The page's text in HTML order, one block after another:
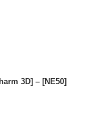
3D] – [NE50]